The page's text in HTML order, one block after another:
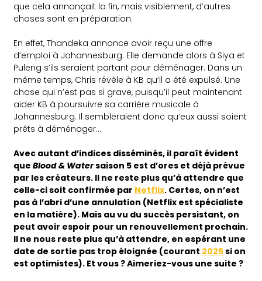
que cela annonçait la fin, mais visiblement, d’autres
choses sont en préparation.
En effet, Thandeka annonce avoir reçu une offre
d’emploi à Johannesburg. Elle demande alors à Siya et
Puleng s’ils seraient partant pour déménager. Dans un
même temps, Chris révèle à KB qu’il a été expulsé. Une
chose qui n’est pas si grave, puisqu’il peut maintenant
aider KB à poursuivre sa carrière musicale à
Johannesburg. Il sembleraient donc qu’eux aussi soient
prêts à déménager…
Avec autant d’indices disséminés, il paraît évident
queBlood & Watersaison 5 est d’ores et déjà prévue
par les créateurs. Il ne reste plus qu’à attendre que
celle-ci soit confirmée par Netflix. Certes, on n’est
pas à l’abri d’une annulation (Netflix est spécialiste
en la matière). Mais au vu du succès persistant, on
peut avoir espoir pour un renouvellement prochain.
Il ne nous reste plus qu’à attendre, en espérant une
date de sortie pas trop éloignée (courant 2025si on
est optimistes). Et vous ? Aimeriez-vous une suite ?